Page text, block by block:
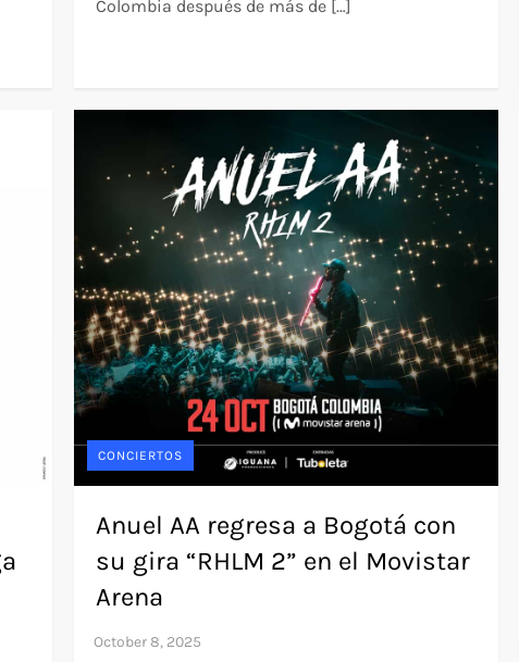
Colombia después de más de […]
CONCIERTOS
Anuel AA regresa a Bogotá con
su gira “RHLM 2” en el Movistar
Arena